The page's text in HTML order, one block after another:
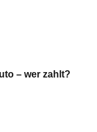
– wer zahlt?